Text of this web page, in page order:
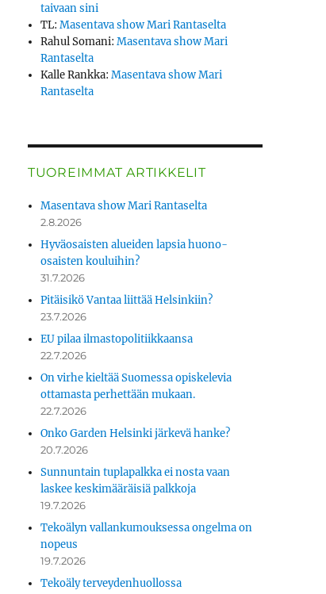
taivaan sini
TL:Masentava show Mari Rantaselta
Rahul Somani:Masentava show Mari
Rantaselta
Kalle Rankka:Masentava show Mari
Rantaselta
TUOREIMMAT ARTIKKELIT
Masentava show Mari Rantaselta
2.8.2026
Hyväosaisten alueiden lapsia huono-
osaisten kouluihin?
31.7.2026
Pitäisikö Vantaa liittää Helsinkiin?
23.7.2026
EU pilaa ilmastopolitiikkaansa
22.7.2026
On virhe kieltää Suomessa opiskelevia
ottamasta perhettään mukaan.
22.7.2026
Onko Garden Helsinki järkevä hanke?
20.7.2026
Sunnuntain tuplapalkka ei nosta vaan
laskee keskimääräisiä palkkoja
19.7.2026
Tekoälyn vallankumouksessa ongelma on
nopeus
19.7.2026
Tekoäly terveydenhuollossa